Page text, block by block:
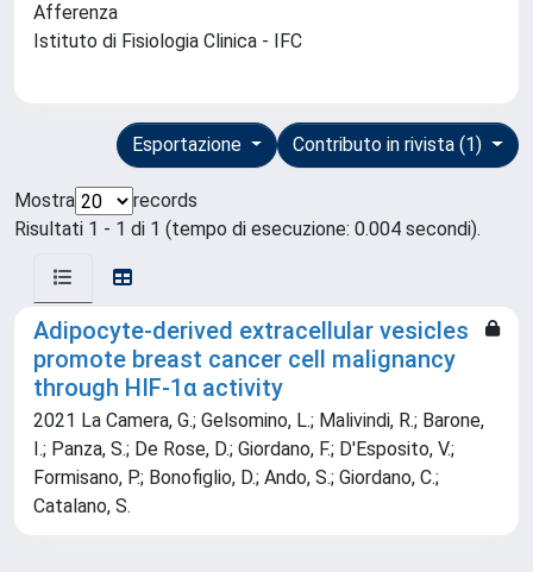
Afferenza
Istituto di Fisiologia Clinica - IFC
Contributo in rivista (1)
Esportazione
Mostra
records
Risultati 1 - 1 di 1 (tempo di esecuzione: 0.004 secondi).
Adipocyte-derived extracellular vesicles
promote breast cancer cell malignancy
through HIF-1α activity
2021 La Camera, G.; Gelsomino, L.; Malivindi, R.; Barone,
I.; Panza, S.; De Rose, D.; Giordano, F.; D'Esposito, V.;
Formisano, P.; Bonofiglio, D.; Ando, S.; Giordano, C.;
Catalano, S.